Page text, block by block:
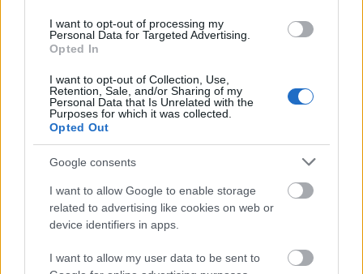
I want to opt-out of processing my
Personal Data for Targeted Advertising.
Opted In
I want to opt-out of Collection, Use,
Retention, Sale, and/or Sharing of my
Personal Data that Is Unrelated with the
Purposes for which it was collected.
Opted Out
Google consents
I want to allow Google to enable storage
related to advertising like cookies on web or
device identifiers in apps.
I want to allow my user data to be sent to
BKK KM Építő Kft.
Látványos építési szakasz indult be a Flórián téri
felüljárón
A tartós nyári hőség jelentős kihívás elé állítja a KM Építőt,